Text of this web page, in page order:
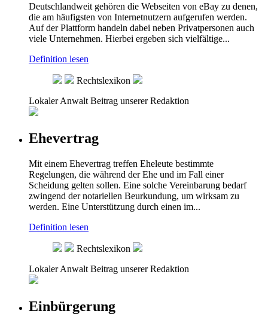
Deutschlandweit gehören die Webseiten von eBay zu denen,
die am häufigsten von Internetnutzern aufgerufen werden.
Auf der Plattform handeln dabei neben Privatpersonen auch
viele Unternehmen. Hierbei ergeben sich vielfältige...
Definition lesen
Rechtslexikon
Lokaler Anwalt Beitrag unserer Redaktion
Ehevertrag
Mit einem Ehevertrag treffen Eheleute bestimmte
Regelungen, die während der Ehe und im Fall einer
Scheidung gelten sollen. Eine solche Vereinbarung bedarf
zwingend der notariellen Beurkundung, um wirksam zu
werden. Eine Unterstützung durch einen im...
Definition lesen
Rechtslexikon
Lokaler Anwalt Beitrag unserer Redaktion
Einbürgerung